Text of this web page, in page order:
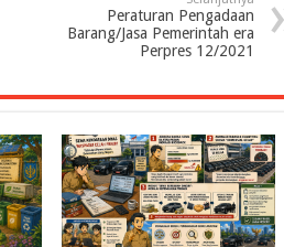
Peraturan Pengadaan
Barang/Jasa Pemerintah era
Perpres 12/2021